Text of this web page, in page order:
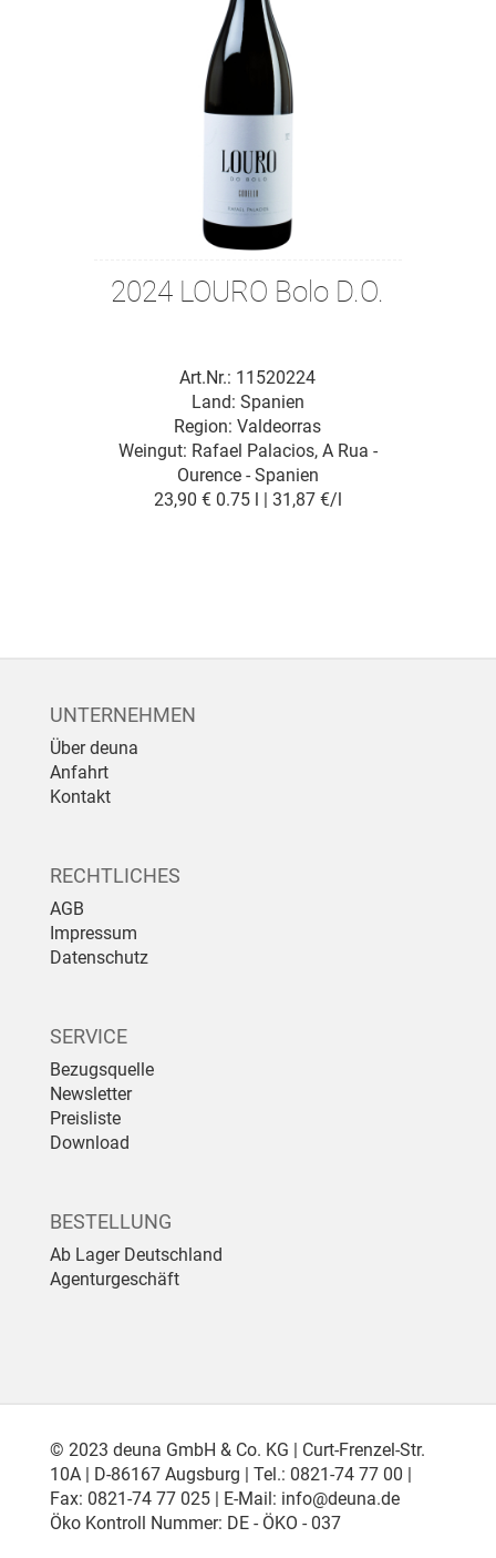
2024 LOURO Bolo D.O.
Art.Nr.: 11520224
Region: Valdeorras
Weingut: Rafael Palacios, A Rua -
Ourence - Spanien
Land: Spanien
23,90 € 0.75 l | 31,87 €/l
UNTERNEHMEN
Über deuna
Anfahrt
Kontakt
RECHTLICHES
AGB
Impressum
Datenschutz
SERVICE
Bezugsquelle
Newsletter
Preisliste
Download
BESTELLUNG
Ab Lager Deutschland
Agenturgeschäft
© 2023 deuna GmbH & Co. KG | Curt-Frenzel-Str.
10A | D-86167 Augsburg | Tel.: 0821-74 77 00 |
Fax: 0821-74 77 025 | E-Mail: info@deuna.de
Öko Kontroll Nummer: DE - ÖKO - 037